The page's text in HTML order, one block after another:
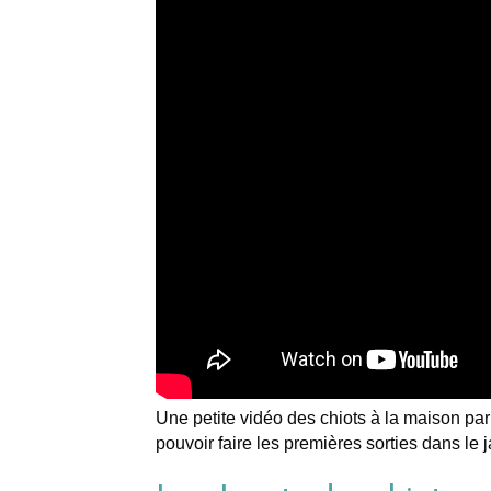
Une petite vidéo des chiots à la maison
pouvoir faire les premières sorties dans le